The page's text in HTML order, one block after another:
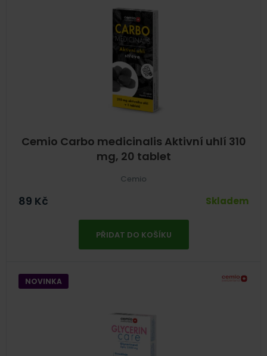
Cemio Carbo medicinalis Aktivní uhlí 310
mg, 20 tablet
Cemio
89 Kč Skladem
PŘIDAT DO KOŠÍKU
NOVINKA